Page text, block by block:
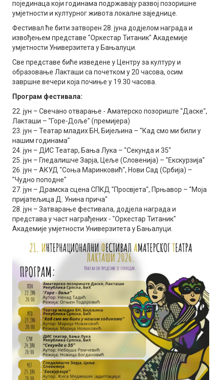
појединаца који годинама подржавају развој позоришне
умјетности и културног живота локалне заједнице.
Фестивал ће бити затворен 28. јуна додјелом награда и
извођењем представе "Оркестар Титаник" Академије
умјетности Универзитета у Бањалуци.
Све представе биће изведене у Центру за културу и
образовање Лакташи са почетком у 20 часова, осим
завршне вечери која почиње у 19.30 часова.
Програм фестивала:
22. јун – Свечано отварање - Аматерско позориште "Даске",
Лакташи – "Горе-Доље" (премијера)
23. јун – Театар младих БН, Бијељина – "Кад смо ми били у
нашим годинама"
24. јун – ДИС Театар, Бања Лука – "Секунда и 35"
25. јун – Гледалишче Зарја, Цеље (Словенија) – "Екскурзија"
26. јун – АКУД "Соња Маринковић", Нови Сад (Србија) –
"Чудно поподне"
27. јун – Драмска сцена СПКД "Просвјета", Прњавор – "Моја
пријатељица Д. Унина прича"
28. јун – Затварање фестивала, додјела награда и
представа у част награђених - "Оркестар Титаник"
Академије умјетности Универзитета у Бањалуци.